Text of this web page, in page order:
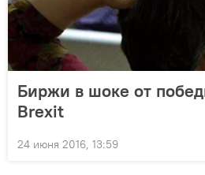
Биржи в шоке от
Brexit
24 июня 2016, 13:59